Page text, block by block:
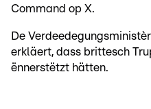
Command op X.
De
erkläert, dass brittesch
ënnerstëtzt hätten.